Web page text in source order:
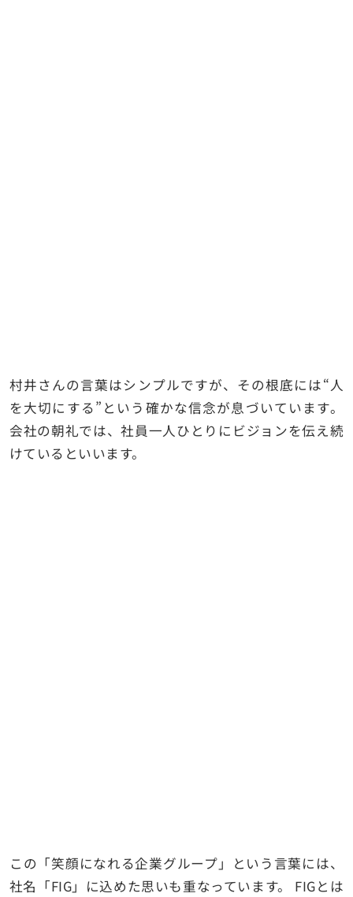
村井さんの言葉はシンプルですが、その根底には“人
を大切にする”という確かな信念が息づいています。
会社の朝礼では、社員一人ひとりにビジョンを伝え続
けているといいます。
この「笑顔になれる企業グループ」という言葉には、
社名「FIG」に込めた思いも重なっています。 FIGとは